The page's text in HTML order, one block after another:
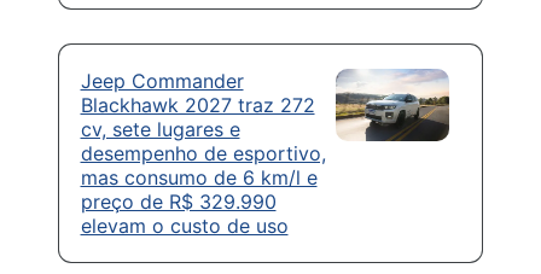
Jeep Commander
Blackhawk 2027 traz 272
cv, sete lugares e
desempenho de esportivo,
mas consumo de 6 km/l e
preço de R$ 329.990
elevam o custo de uso